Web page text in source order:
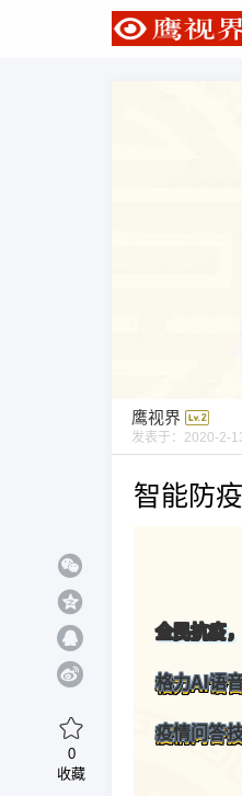
鹰视界
发表于： 2020-2-
智能防
全民抗疫
格力AI语
疫情问答
0
收藏